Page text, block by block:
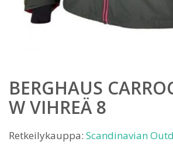
BERGHAUS
W VIHREÄ 8
Retkeilykauppa: Scandinavian